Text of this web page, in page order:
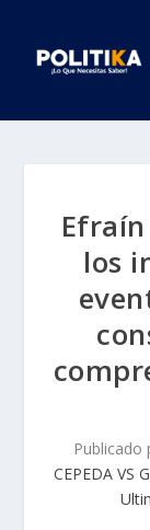
los
Publicado
CEPEDA VS